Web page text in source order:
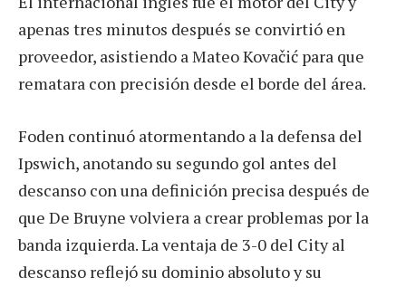
apenas tres minutos después se convirtió en
proveedor, asistiendo a Mateo Kovačić para que
rematara con precisión desde el borde del área.
Foden continuó atormentando a la defensa del
Ipswich, anotando su segundo gol antes del
descanso con una definición precisa después de
que De Bruyne volviera a crear problemas por la
banda izquierda. La ventaja de 3-0 del City al
descanso reflejó su dominio absoluto y su